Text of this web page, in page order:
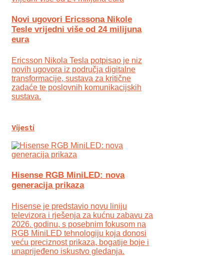
Novi ugovori Ericssona Nikole
Tesle vrijedni više od 24 milijuna
eura
Ericsson Nikola Tesla potpisao je niz
novih ugovora iz područja digitalne
transformacije, sustava za kritične
zadaće te poslovnih komunikacijskih
sustava.
Vijesti
Hisense RGB MiniLED: nova
generacija prikaza
Hisense je predstavio novu liniju
televizora i rješenja za kućnu zabavu za
2026. godinu, s posebnim fokusom na
RGB MiniLED tehnologiju koja donosi
veću preciznost prikaza, bogatije boje i
unaprijeđeno iskustvo gledanja.